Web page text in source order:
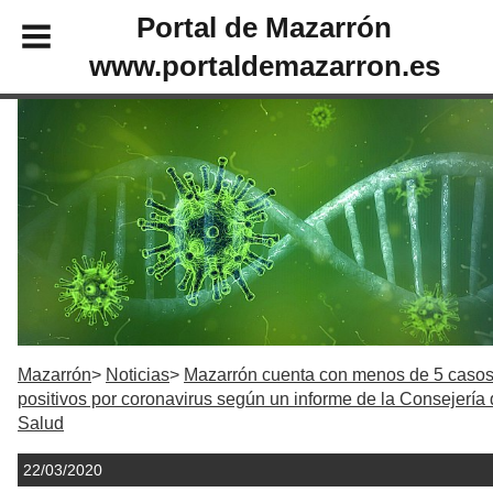
Portal de Mazarrón
www.portaldemazarron.es
Mazarrón Noticias
Mazarrón cuenta con menos de 5 casos
positivos por coronavirus según un informe de la Consejería
Salud
22/03/2020